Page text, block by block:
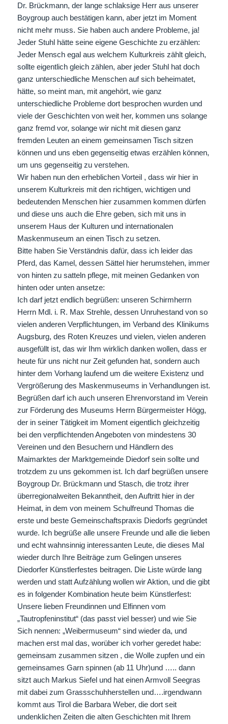
Dr. Brückmann, der lange schlaksige Herr aus unserer
Boygroup auch bestätigen kann, aber jetzt im Moment
nicht mehr muss. Sie haben auch andere Probleme, ja!
Jeder Stuhl hätte seine eigene Geschichte zu erzählen:
Jeder Mensch egal aus welchem Kulturkreis zählt gleich,
sollte eigentlich gleich zählen, aber jeder Stuhl hat doch
ganz unterschiedliche Menschen auf sich beheimatet,
hätte, so meint man, mit angehört, wie ganz
unterschiedliche Probleme dort besprochen wurden und
viele der Geschichten von weit her, kommen uns solange
ganz fremd vor, solange wir nicht mit diesen ganz
fremden Leuten an einem gemeinsamen Tisch sitzen
können und uns eben gegenseitig etwas erzählen können,
um uns gegenseitig zu verstehen.
Wir haben nun den erheblichen Vorteil , dass wir hier in
unserem Kulturkreis mit den richtigen, wichtigen und
bedeutenden Menschen hier zusammen kommen dürfen
und diese uns auch die Ehre geben, sich mit uns in
unserem Haus der Kulturen und internationalen
Maskenmuseum an einen Tisch zu setzen.
Bitte haben Sie Verständnis dafür, dass ich leider das
Pferd, das Kamel, dessen Sättel hier herumstehen, immer
von hinten zu satteln pflege, mit meinen Gedanken von
hinten oder unten ansetze:
Ich darf jetzt endlich begrüßen: unseren Schirmherrn
Herrn Mdl. i. R. Max Strehle, dessen Unruhestand von so
vielen anderen Verpflichtungen, im Verband des Klinikums
Augsburg, des Roten Kreuzes und vielen, vielen anderen
ausgefüllt ist, das wir Ihm wirklich danken wollen, dass er
heute für uns nicht nur Zeit gefunden hat, sondern auch
hinter dem Vorhang laufend um die weitere Existenz und
Vergrößerung des Maskenmuseums in Verhandlungen ist.
Begrüßen darf ich auch unseren Ehrenvorstand im Verein
zur Förderung des Museums Herrn Bürgermeister Högg,
der in seiner Tätigkeit im Moment eigentlich gleichzeitig
bei den verpflichtenden Angeboten von mindestens 30
Vereinen und den Besuchern und Händlern des
Maimarktes der Marktgemeinde Diedorf sein sollte und
trotzdem zu uns gekommen ist. Ich darf begrüßen unsere
Boygroup Dr. Brückmann und Stasch, die trotz ihrer
überregionalweiten Bekanntheit, den Auftritt hier in der
Heimat, in dem von meinem Schulfreund Thomas die
erste und beste Gemeinschaftspraxis Diedorfs gegründet
wurde. Ich begrüße alle unsere Freunde und alle die lieben
und echt wahnsinnig interessanten Leute, die dieses Mal
wieder durch Ihre Beiträge zum Gelingen unseres
Diedorfer Künstlerfestes beitragen. Die Liste würde lang
werden und statt Aufzählung wollen wir Aktion, und die gibt
es in folgender Kombination heute beim Künstlerfest:
Unsere lieben Freundinnen und Elfinnen vom
„Tautropfeninstitut“ (das passt viel besser) und wie Sie
Sich nennen: „Weibermuseum“ sind wieder da, und
machen erst mal das, worüber ich vorher geredet habe:
gemeinsam zusammen sitzen , die Wolle zupfen und ein
gemeinsames Garn spinnen (ab 11 Uhr)und ….. dann
sitzt auch Markus Siefel und hat einen Armvoll Seegras
mit dabei zum Grassschuhherstellen und….irgendwann
kommt aus Tirol die Barbara Weber, die dort seit
undenklichen Zeiten die alten Geschichten mit Ihrem